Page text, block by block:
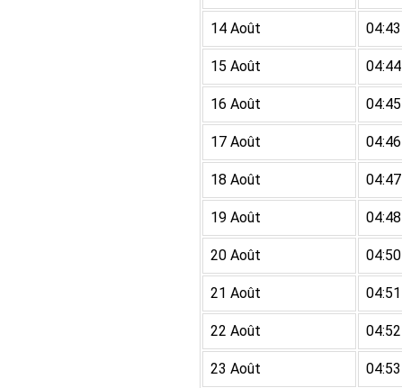
14 Août 04:43
15 Août 04:44
16 Août 04:45
17 Août 04:46
18 Août 04:47
19 Août 04:48
20 Août 04:50
21 Août 04:51
22 Août 04:52
23 Août 04:53